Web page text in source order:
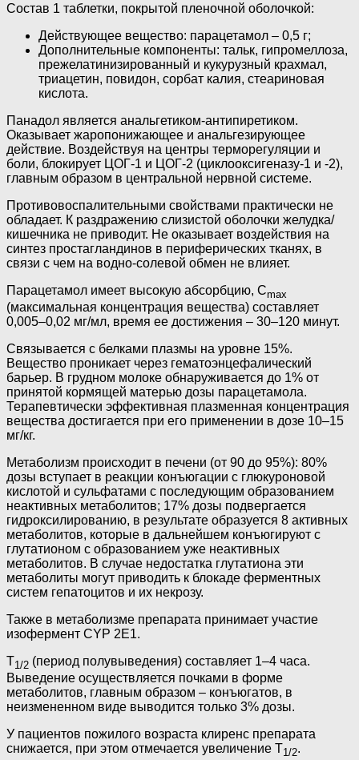
Состав 1 таблетки, покрытой пленочной оболочкой:
Действующее вещество: парацетамол – 0,5 г;
Дополнительные компоненты: тальк, гипромеллоза,
прежелатинизированный и кукурузный крахмал,
триацетин, повидон, сорбат калия, стеариновая
кислота.
Панадол является анальгетиком-антипиретиком.
Оказывает жаропонижающее и анальгезирующее
действие. Воздействуя на центры терморегуляции и
боли, блокирует ЦОГ-1 и ЦОГ-2 (циклооксигеназу-1 и -2),
главным образом в центральной нервной системе.
Противовоспалительными свойствами практически не
обладает. К раздражению слизистой оболочки желудка/
кишечника не приводит. Не оказывает воздействия на
синтез простагландинов в периферических тканях, в
связи с чем на водно-солевой обмен не влияет.
Парацетамол имеет высокую абсорбцию, Cmax
(максимальная концентрация вещества) составляет
0,005–0,02 мг/мл, время ее достижения – 30–120 минут.
Связывается с белками плазмы на уровне 15%.
Вещество проникает через гематоэнцефалический
барьер. В грудном молоке обнаруживается до 1% от
принятой кормящей матерью дозы парацетамола.
Терапевтически эффективная плазменная концентрация
вещества достигается при его применении в дозе 10–15
мг/кг.
Метаболизм происходит в печени (от 90 до 95%): 80%
дозы вступает в реакции конъюгации с глюкуроновой
кислотой и сульфатами с последующим образованием
неактивных метаболитов; 17% дозы подвергается
гидроксилированию, в результате образуется 8 активных
метаболитов, которые в дальнейшем конъюгируют с
глутатионом с образованием уже неактивных
метаболитов. В случае недостатка глутатиона эти
метаболиты могут приводить к блокаде ферментных
систем гепатоцитов и их некрозу.
Также в метаболизме препарата принимает участие
изофермент CYP 2E1.
T1/2 (период полувыведения) составляет 1–4 часа.
Выведение осуществляется почками в форме
метаболитов, главным образом – конъюгатов, в
неизмененном виде выводится только 3% дозы.
У пациентов пожилого возраста клиренс препарата
снижается, при этом отмечается увеличение T1/2.